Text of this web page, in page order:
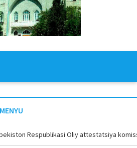
Respublikasi Oliy attestatsiya